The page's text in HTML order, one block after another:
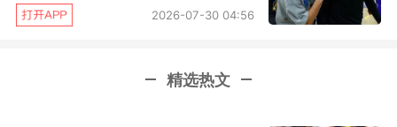
2026-07-30 04:56
精选热文